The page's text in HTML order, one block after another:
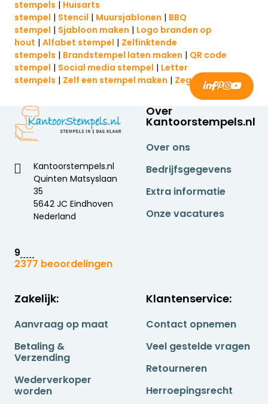
stempels | Huisarts
stempel | Stencil | Muursjablonen | BBQ
stempel | Sjabloon maken | Logo branden op
hout | Alfabet stempel | Zelfinktende
stempels | Brandstempel laten maken | QR code
stempel | Social media stempel | Letter
stempels | Zelf een stempel maken | Zegel stempel
Kantoorstempels.nl
Quinten Matsyslaan
35
5642 JC Eindhoven
Nederland
9
2377 beoordelingen
Over
Kantoorstempels.nl
Over ons
Bedrijfsgegevens
Extra informatie
Onze vacatures
Zakelijk:
Aanvraag op maat
Betaling &
Verzending
Wederverkoper
worden
Klantenservice:
Contact opnemen
Veel gestelde vragen
Retourneren
Herroepingsrecht